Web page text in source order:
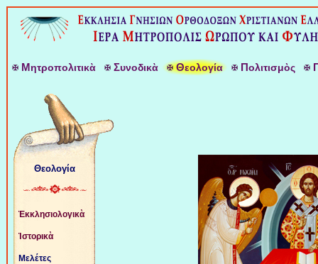
Μητροπολιτικὰ Συνοδικὰ Θεολογία Πολιτισμὸς
Θεολογία
Ἐκκλησιολογικὰ
Ἱστορικὰ
Μελέτες